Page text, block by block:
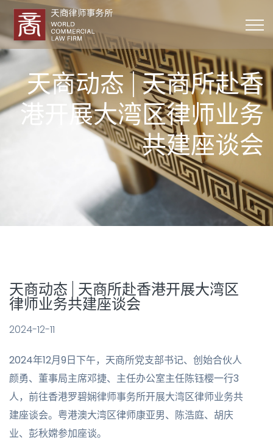
天商动态 | 天商所赴香
港开展大湾区律师业务
共建座谈会
天商动态 | 天商所赴香港开展大湾区
律师业务共建座谈会
2024-12-11
2024年12月9日下午，天商所党支部书记、创始合伙人
颜勇、董事局主席邓捷、主任办公室主任陈钰樱一行3
人，前往香港罗碧娴律师事务所开展大湾区律师业务共
建座谈会。粤港澳大湾区律师康亚男、陈浩庭、胡庆
业、彭秋嫦参加座谈。